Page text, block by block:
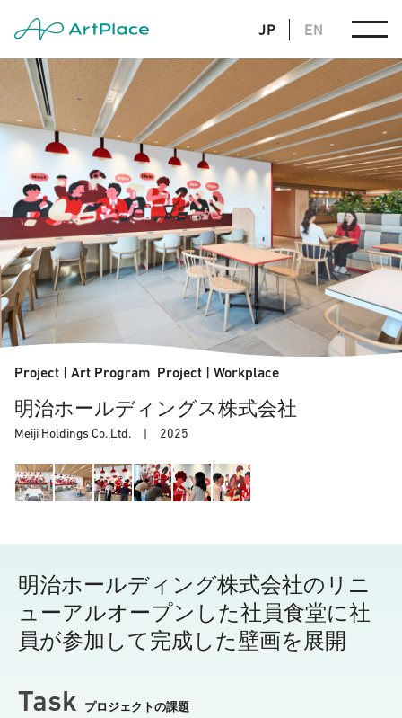
JP EN
Project | Art Program Project | Workplace
明治ホールディングス株式会社
Meiji Holdings Co.,Ltd. | 2025
明治ホールディング株式会社のリニ
ューアルオープンした社員食堂に社
員が参加して完成した壁画を展開
Task プロジェクトの課題